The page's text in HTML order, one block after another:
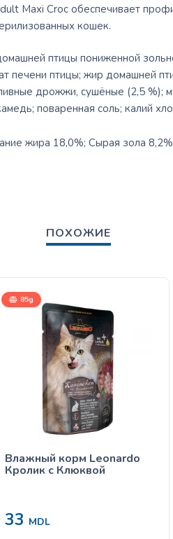
Maxi Croc обеспечивает
кошек.
птицы пониженной
печени птицы; жир домашней
дрожжи, сушёные (2,5 %);
поваренная соль; калий
жира 18,0%; Сырая зола
ПОХОЖИЕ
85g
Влажный корм Leonardo
Кролик с Клюквой
33 MDL